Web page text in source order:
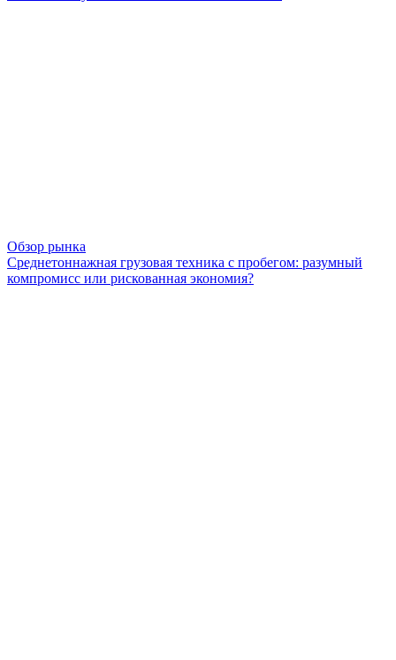
Обзор рынка
Среднетоннажная грузовая техника с пробегом: разумный
компромисс или рискованная экономия?